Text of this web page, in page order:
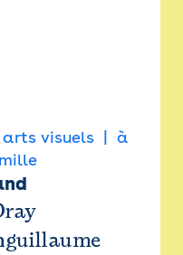
arts visuels
à